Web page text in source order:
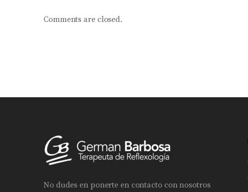
Comments are closed.
No dudes en ponerte en contacto con nosotros